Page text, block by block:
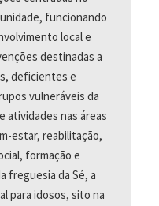
funcionando
local e
destinadas a
deficientes e
vulneráveis da
atividades nas áreas
estar, reabilitação,
formação e
freguesia da Sé, a
para idosos, sito na